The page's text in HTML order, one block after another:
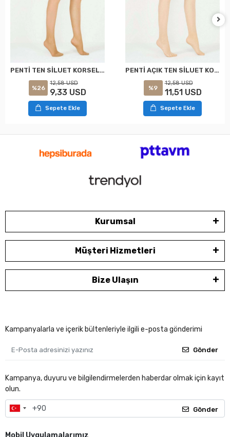
PENTİ TEN SİLUET KORSELİ KÜLOTLU ÇORAP XXL
%26
12,58 USD
9,33 USD
Sepete Ekle
PENTİ AÇIK TEN SİLUET KORSELİ KÜLOTLU ÇORAP XXL
%9
12,58 USD
11,51 USD
Sepete Ekle
Kurumsal
Müşteri Hizmetleri
Bize Ulaşın
Kampanyalarla ve içerik bültenleriyle ilgili e-posta gönderimi
Gönder
Kampanya, duyuru ve bilgilendirmelerden haberdar olmak için kayıt
olun.
Gönder